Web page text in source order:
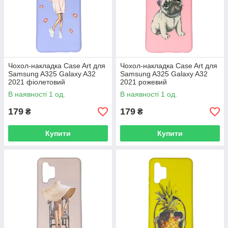
Чохол-накладка Case Art для
Samsung A325 Galaxy A32
2021 фіолетовий
В наявності 1 од.
179 ₴
Купити
Чохол-накладка Case Art для
Samsung A325 Galaxy A32
2021 рожевий
В наявності 1 од.
179 ₴
Купити